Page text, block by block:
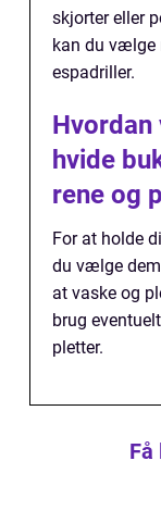
skjorter eller
kan du vælge
espadriller.
Hvordan
hvide
rene og
For at holde
du vælge
at vaske og
brug
pletter.